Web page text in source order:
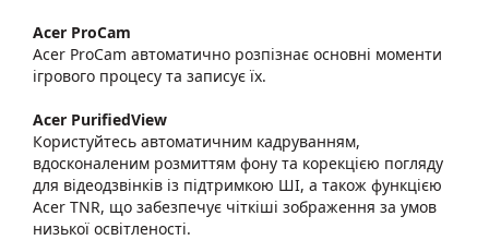
Acer ProCam
Acer ProCam автоматично розпізнає основні моменти
ігрового процесу та записує їх.
Acer PurifiedView
Користуйтесь автоматичним кадруванням,
вдосконаленим розмиттям фону та корекцією погляду
для відеодзвінків із підтримкою ШІ, а також функцією
Acer TNR, що забезпечує чіткіші зображення за умов
низької освітленості.